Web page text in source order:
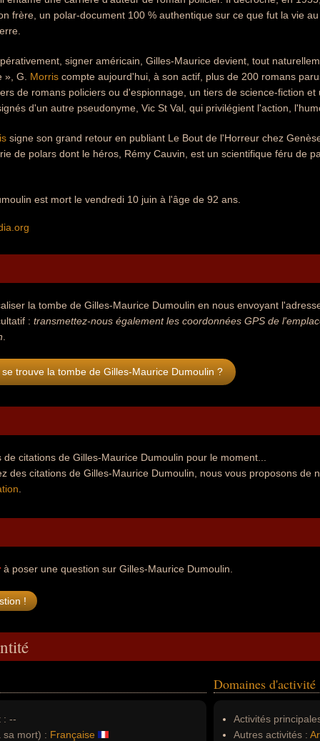
frère, un polar-document 100 % authentique sur ce que fut la vie
signer américain, Gilles-Maurice devient, tout
», G. Morris compte aujourd'hui, à son actif, plus de 200 romans
de romans policiers ou d'espionnage, un tiers de science-fiction
d'un autre pseudonyme, Vic St Val, qui privilégient l'action,
signe son grand retour en publiant Le Bout de l'Horreur chez
de polars dont le héros, Rémy Cauvin, est un scientifique féru de
est mort le vendredi 10 juin à l'âge de 92 ans.
la tombe de Gilles-Maurice Dumoulin en nous envoyant
: transmettez-nous également les coordonnées GPS de
trouve la tombe de Gilles-Maurice Dumoulin ?
citations de Gilles-Maurice Dumoulin pour le moment...
des citations de Gilles-Maurice Dumoulin, nous vous proposons de
à poser une question sur Gilles-Maurice Dumoulin.
: --
sa mort) : Française
Domaines d'activité
Activités
Autres activités :